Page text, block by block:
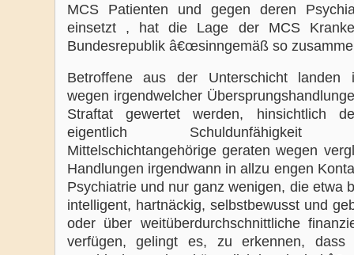
MCS Patienten und gegen deren
einsetzt , hat die Lage der MCS
Bundesrepublik â€œsinngemäß so
Betroffene aus der Unterschicht landen
wegen irgendwelcher
Straftat gewertet werden, hinsichtlich
eigentlich Schuldunfähigkeit
Mittelschichtangehörige geraten wegen
Handlungen irgendwann in allzu engen
Psychiatrie und nur ganz wenigen, die etwa
intelligent, hartnäckig, selbstbewusst und
oder über weitüberdurchschnittliche
verfügen, gelingt es, zu erkennen, dass